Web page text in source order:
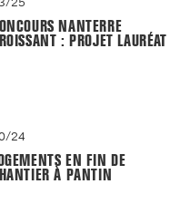
NANTERRE
: PROJET LAURÉAT
24
EN FIN DE
À PANTIN